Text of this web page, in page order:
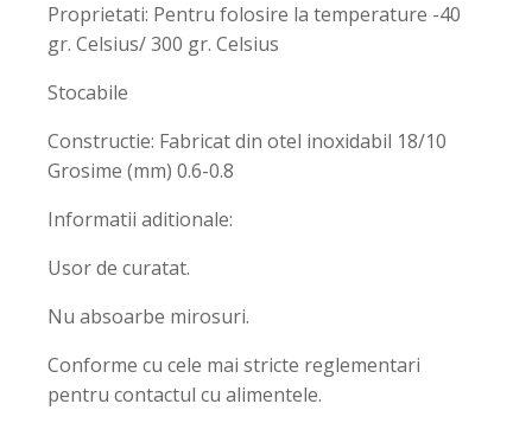
Proprietati: Pentru folosire la temperature -40
gr. Celsius/ 300 gr. Celsius
Stocabile
Constructie: Fabricat din otel inoxidabil 18/10
Grosime (mm) 0.6-0.8
Informatii aditionale:
Usor de curatat.
Nu absoarbe mirosuri.
Conforme cu cele mai stricte reglementari
pentru contactul cu alimentele.